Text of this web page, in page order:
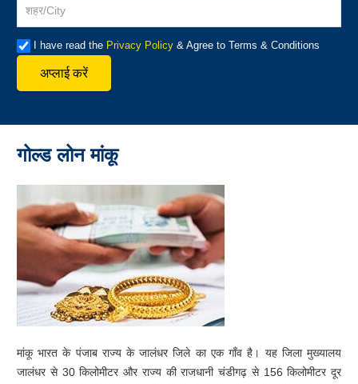
I have read the Privacy Policy& Agree to Terms & Conditions
अप्लाई करें
गोल्ड लोन मांकू
मांकू भारत के पंजाब राज्य के जालंधर जिले का एक गाँव है। यह जिला मुख्यालय
जालंधर से 30 किलोमीटर और राज्य की राजधानी चंडीगढ़ से 156 किलोमीटर दूर